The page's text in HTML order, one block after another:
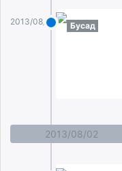
unegui.mn
2013/08/03 Бусад
2013/08/02